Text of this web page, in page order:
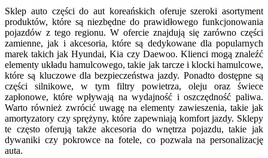
Sklep auto części do aut koreańskich oferuje szeroki asortyment
produktów, które są niezbędne do prawidłowego funkcjonowania
pojazdów z tego regionu. W ofercie znajdują się zarówno części
zamienne, jak i akcesoria, które są dedykowane dla popularnych
marek takich jak Hyundai, Kia czy Daewoo. Klienci mogą znaleźć
elementy układu hamulcowego, takie jak tarcze i klocki hamulcowe,
które są kluczowe dla bezpieczeństwa jazdy. Ponadto dostępne są
części silnikowe, w tym filtry powietrza, oleju oraz świece
zapłonowe, które wpływają na wydajność i oszczędność paliwa.
Warto również zwrócić uwagę na elementy zawieszenia, takie jak
amortyzatory czy sprężyny, które zapewniają komfort jazdy. Sklepy
te często oferują także akcesoria do wnętrza pojazdu, takie jak
dywaniki czy pokrowce na fotele, co pozwala na personalizację
auta.